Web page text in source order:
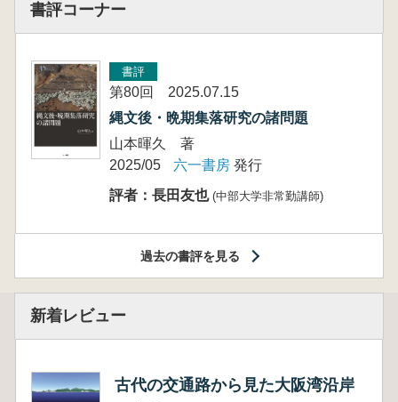
書評コーナー
書評
第80回 2025.07.15
縄文後・晩期集落研究の諸問題
山本暉久 著
2025/05
六一書房 発行
評者：長田友也 (中部大学非常勤講師)
過去の書評を見る
新着レビュー
古代の交通路から見た大阪湾沿岸